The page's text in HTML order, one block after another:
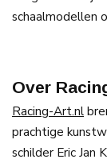
schaalmodellen
Over
Racing-Art.nl
prachtige
schilder Eric Jan